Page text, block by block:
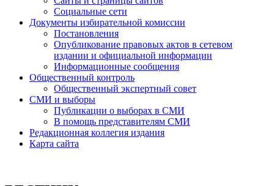
Социальные сети
Документы избирательной комиссии
Постановления
Опубликование правовых актов в сетевом
издании и официальной информации
Информационные сообщения
Общественный контроль
Общественный экспертный совет
СМИ и выборы
Публикации о выборах в СМИ
В помощь представителям СМИ
Редакционная коллегия издания
Карта сайта